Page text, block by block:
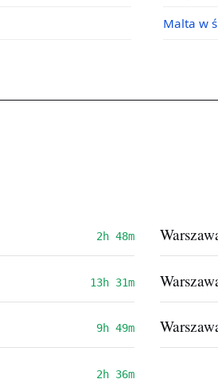
Malta w
2h 48m
13h 31m
9h 49m
2h 36m